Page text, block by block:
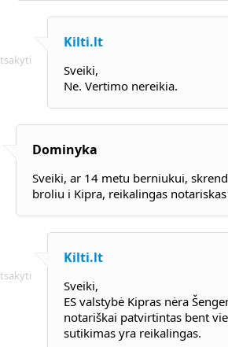
Kilti.lt
Sveiki,
Ne. Vertimo nereikia.
Dominyka
Sveiki, ar 14 metu berniukui,
broliu i Kipra, reikalingas
Kilti.lt
Sveiki,
ES valstybė Kipras nėra
notariškai patvirtintas bent
sutikimas yra reikalingas.